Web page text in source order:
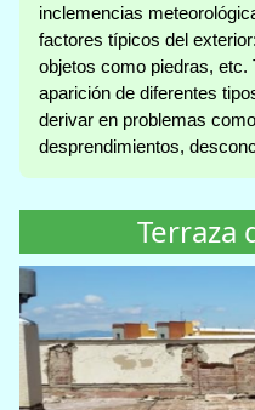
inclemencias
factores típicos del
objetos como piedras, etc.
aparición de diferentes
derivar en problemas
desprendimientos,
Terraza